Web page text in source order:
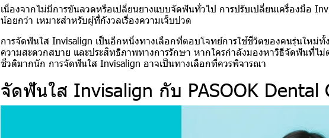
เนื่องจากไม่มีการขันลวดหรือเปลี่ยนยางแบบจัดฟันทั่วไป การปรับเปลี่ยนเครื่องมือ
น้อยกว่า เหมาะสำหรับผู้ที่กังวลเรื่องความเจ็บปวด
การจัดฟันใส Invisalign เป็นอีกหนึ่งทางเลือกที่ตอบโจทย์การใช้ชีวิตของคนรุ่นใหม่ทั้ง
ความสะดวกสบาย และประสิทธิภาพทางการรักษา หากใครกำลังมองหาวิธีจัดฟันที่ไ
ชีวติมากนัก การจัดฟันใส Invisalign อาจเป็นทางเลือกที่ควรพิจารณา
จัดฟันใส Invisalign กับ PASOOK Dental